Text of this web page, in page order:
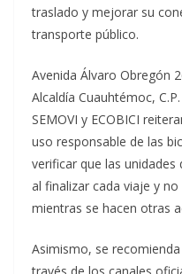
traslado y mejorar su
transporte público.
Avenida Álvaro Obregón
Alcaldía Cuauhtémoc,
SEMOVI y ECOBICI
uso responsable de las
verificar que las
al finalizar cada viaje y
mientras se hacen otras
Asimismo, se